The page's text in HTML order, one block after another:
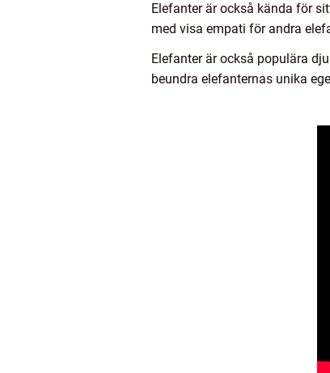
Elefanter är också kända för
med visa empati för andra
Elefanter är också populära
beundra elefanternas unika